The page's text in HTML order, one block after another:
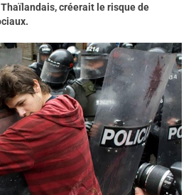
créerait le risque de